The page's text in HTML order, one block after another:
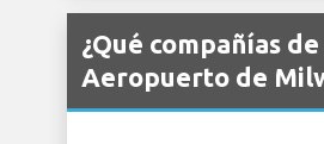
¿Qué compañías
Aeropuerto de